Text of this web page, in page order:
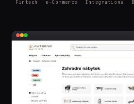
Fintech e-Commerce Integrations